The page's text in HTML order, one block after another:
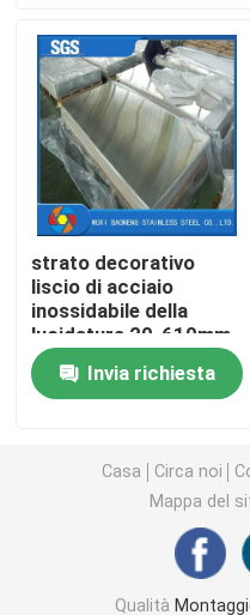
Lamiera sottile di
bobina di acciaio
Tubo senza cuciture
tubo saldato di
Tondino di acciaio
Acciaio inossidabile
strato decorativo
liscio di acciaio
inossidabile della
lucidatura 20-610mm
di spessore di 4mm
Invia richiesta
Casa Circa noi
Mappa del
Qualità